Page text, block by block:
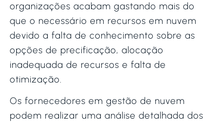
organizações acabam gastando mais do
que o necessário em recursos em nuvem
devido a falta de conhecimento sobre as
opções de precificação, alocação
inadequada de recursos e falta de
otimização.
Os fornecedores em gestão de nuvem
podem realizar uma análise detalhada dos